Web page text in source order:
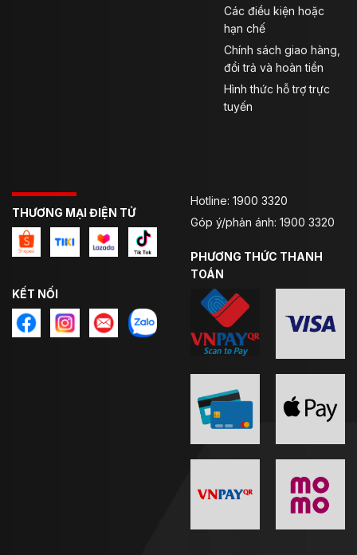
Các điều kiện hoặc
hạn chế
Chính sách giao hàng,
đổi trả và hoàn tiền
Hình thức hỗ trợ trực
tuyến
THƯƠNG MẠI ĐIỆN TỬ
KẾT NỐI
Hotline: 1900 3320
Góp ý/phản ánh: 1900 3320
PHƯƠNG THỨC THANH
TOÁN